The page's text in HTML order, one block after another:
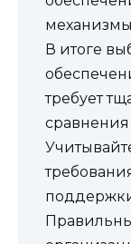
В итоге
требует